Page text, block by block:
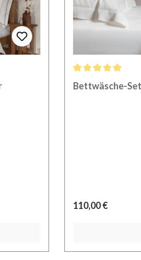
Durchschnittliche
Bettwäsche-
Regulärer Preis:
110,00 €